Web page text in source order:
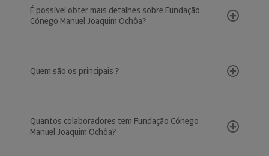
É possível obter mais detalhes sobre Fundação
Cónego Manuel Joaquim Ochôa?
Quem são os principais ?
Quantos colaboradores tem Fundação Cónego
Manuel Joaquim Ochôa?